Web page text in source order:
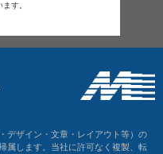
す。
デザイン・文章・レイアウト等）の
属します。当社に許可なく複製、転